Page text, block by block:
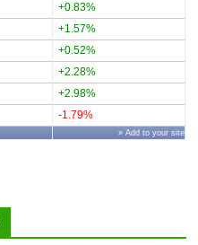
+0.83%
+1.57%
+0.52%
+2.28%
+2.98%
-1.79%
» Add to your site